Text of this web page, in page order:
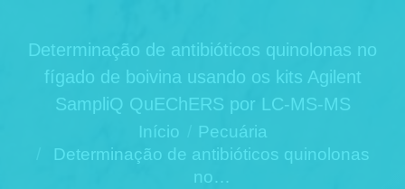
Determinação de antibióticos quinolonas no
fígado de boivina usando os kits Agilent
SampliQ QuEChERS por LC-MS-MS
Início
Pecuária
Determinação de antibióticos quinolonas
no…